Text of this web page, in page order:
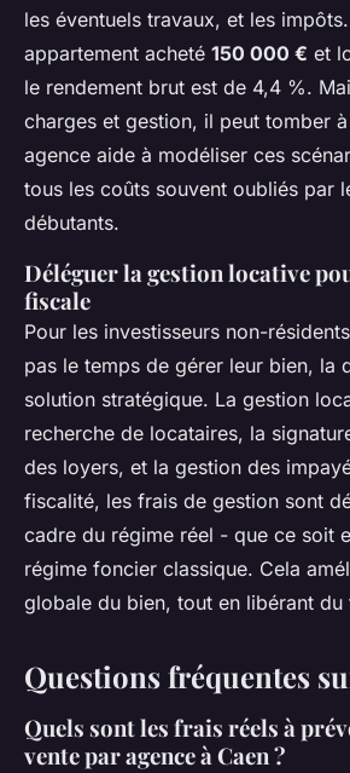
les éventuels travaux, et les
appartement acheté 150 000 € et
le rendement brut est de 4,4 %.
charges et gestion, il peut tomber
agence aide à modéliser ces
tous les coûts souvent oubliés par
débutants.
Déléguer la gestion locative
fiscale
Pour les investisseurs non-
pas le temps de gérer leur bien, la
solution stratégique. La gestion
recherche de locataires, la
des loyers, et la gestion des
fiscalité, les frais de gestion sont
cadre du régime réel - que ce soit
régime foncier classique. Cela
globale du bien, tout en libérant du
Questions fréquentes
Quels sont les frais réels à
vente par agence à Caen ?